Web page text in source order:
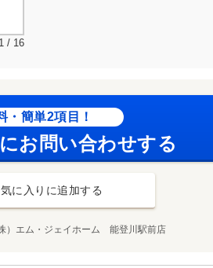
1 / 16
・簡単2項目！
お問い合わせする
に入りに追加する
株）エム・ジェイホーム 能登川駅前店